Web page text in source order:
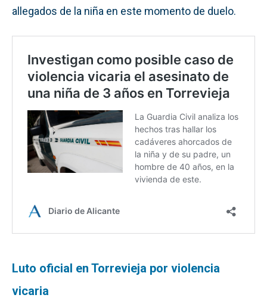
allegados de la niña en este momento de duelo.
Luto oficial en Torrevieja por violencia
vicaria